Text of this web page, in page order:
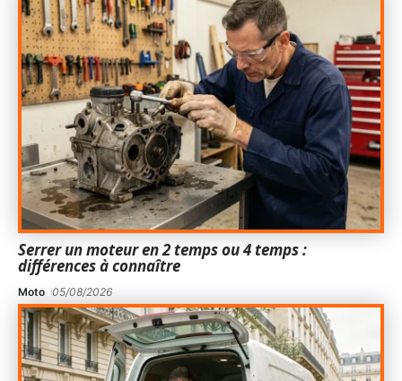
Serrer un moteur en 2 temps ou 4 temps :
différences à connaître
Moto 05/08/2026